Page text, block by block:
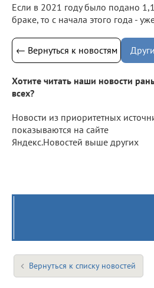
Если в 2021 году было подано
браке, то с начала этого года -
← Вернуться к новостям
Хотите читать наши новости
всех?
Новости из приоритетных
показываются на сайте
Яндекс.Новостей выше других
Вернуться к списку новостей